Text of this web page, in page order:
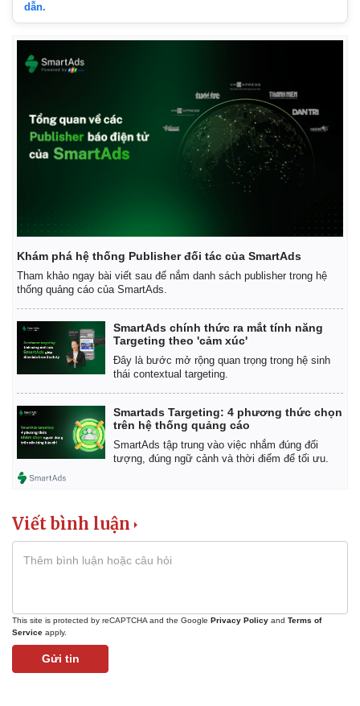
Thế giới
Quan sát
Cuộc sống đó đây
Hồ sơ
Multimedia
Video
Infographic
dẫn.
Khám phá hệ thống Publisher đối tác của SmartAds
Tham khảo ngay bài viết sau để nắm danh sách publisher trong hệ
thống quảng cáo của SmartAds.
SmartAds chính thức ra mắt tính năng
Targeting theo 'cảm xúc'
Đây là bước mở rộng quan trọng trong hệ sinh
thái contextual targeting.
Smartads Targeting: 4 phương thức chọn
trên hệ thống quảng cáo
SmartAds tập trung vào việc nhắm đúng đối
tượng, đúng ngữ cảnh và thời điểm để tối ưu.
Viết bình luận
This site is protected by reCAPTCHA and the Google Privacy Policy and Terms of
Service apply.
Gửi tin